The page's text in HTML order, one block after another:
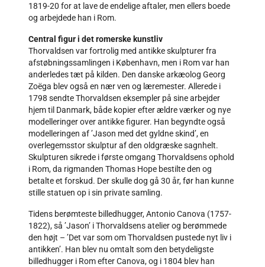
1819-20 for at lave de endelige aftaler, men ellers boede
og arbejdede han i Rom.
Central figur i det romerske kunstliv
Thorvaldsen var fortrolig med antikke skulpturer fra
afstøbningssamlingen i København, men i Rom var han
anderledes tæt på kilden. Den danske arkæolog Georg
Zoëga blev også en nær ven og læremester. Allerede i
1798 sendte Thorvaldsen eksempler på sine arbejder
hjem til Danmark, både kopier efter ældre værker og nye
modelleringer over antikke figurer. Han begyndte også
modelleringen af ’Jason med det gyldne skind’, en
overlegemsstor skulptur af den oldgræske sagnhelt.
Skulpturen sikrede i første omgang Thorvaldsens ophold
i Rom, da rigmanden Thomas Hope bestilte den og
betalte et forskud. Der skulle dog gå 30 år, før han kunne
stille statuen op i sin private samling.
Tidens berømteste billedhugger, Antonio Canova (1757-
1822), så ’Jason’ i Thorvaldsens atelier og berømmede
den højt – ’Det var som om Thorvaldsen pustede nyt liv i
antikken’. Han blev nu omtalt som den betydeligste
billedhugger i Rom efter Canova, og i 1804 blev han